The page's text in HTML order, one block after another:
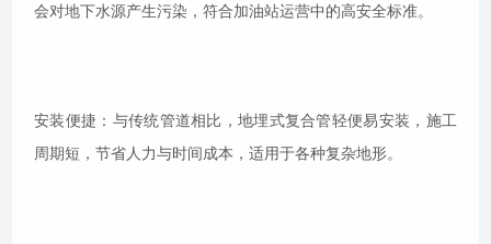
会对地下水源产生污染，符合加油站运营中的高安全标准。
安装便捷：与传统管道相比，地埋式复合管轻便易安装，施工
周期短，节省人力与时间成本，适用于各种复杂地形。